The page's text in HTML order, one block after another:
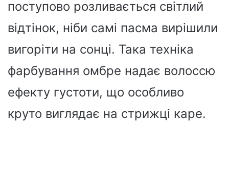
поступово розливається світлий
відтінок, ніби самі пасма вирішили
вигоріти на сонці. Така техніка
фарбування омбре надає волоссю
ефекту густоти, що особливо
круто виглядає на стрижці каре.